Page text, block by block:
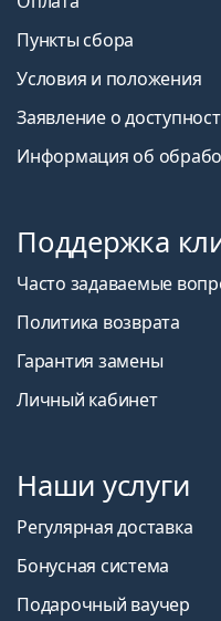
Пункты сбора
Условия и положения
Заявление о
Информация об
Поддержка
Часто задаваемые
Политика возврата
Гарантия замены
Личный кабинет
Наши услуги
Регулярная доставка
Бонусная система
Подарочный ваучер